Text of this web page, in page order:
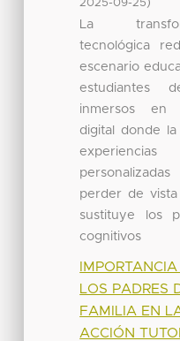
2025-09-25
La
tecnológica
escenario
estudiantes
inmersos
digital donde
experiencias
perder de
sustituye los
cognitivos
LOS PADRES
FAMILIA EN
ACCIÓN